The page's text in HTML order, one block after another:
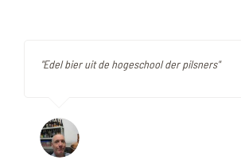
"Edel bier uit de hogeschool der pilsners"